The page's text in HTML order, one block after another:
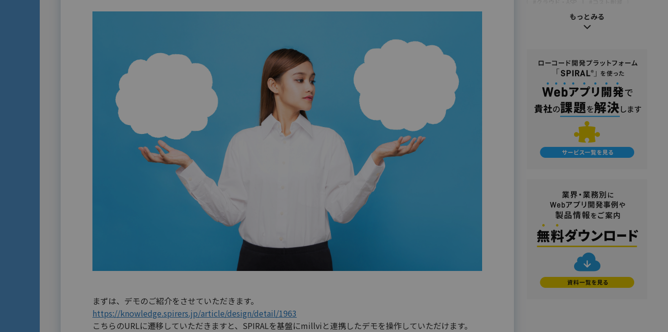
まずは、デモのご紹介をさせていただきます。
https://knowledge.spirers.jp/article/design/detail/1963
こちらのURLに遷移していただきますと、SPIRALを基盤にmillviと連携したデモを操作していただけます。
マーケティングオートメーション
名刺管理
展示会フォローアップ
人事・総務・経理・IR
ストレスチェックサービス
マイナンバートータルソリューション
匿名型通報・相談​窓口システム​
安否確認サービス
バンク・保険・証券・カード）
割賦・クレジット申込電子化
口座開設ソリューション
相談会・来店予約システム
職域営業支援ソリューション
学校・教育
#コンプライアンス
#マーケティング
#メーカー
#メリット・デメリット
#メルマガ
#やまざき調べ
#やまざき調べ・改
#レポート
#事例・活用例
#人事
#効果
#委託・代行
#料金・費用
#業務効率化
#顧客接点DX
もっとみる